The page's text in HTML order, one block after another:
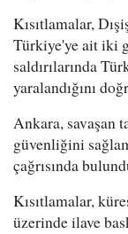
Kısıtlamalar,
Türkiye'ye ait iki
saldırılarında
yaralandığını
Ankara, savaşan
güvenliğini
çağrısında
Kısıtlamalar,
üzerinde ilave